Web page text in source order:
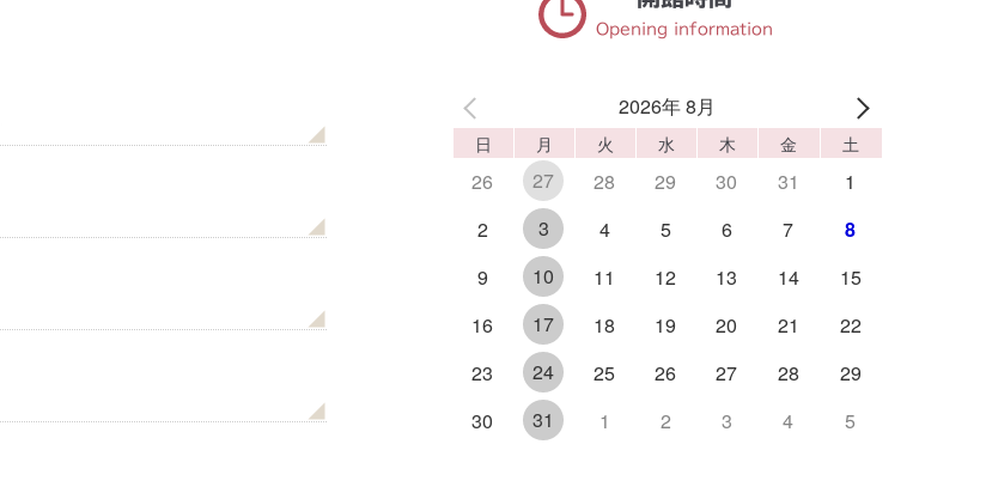
Opening information
2026年 8月
日 月 火 水 木 金 土
26 27 28 29 30 31
1
2
3 4 5 6 7
8
9
10 11 12 13 14
15
16
17 18 19 20 21
22
23
24 25 26 27 28
29
30
31 1 2 3 4 5